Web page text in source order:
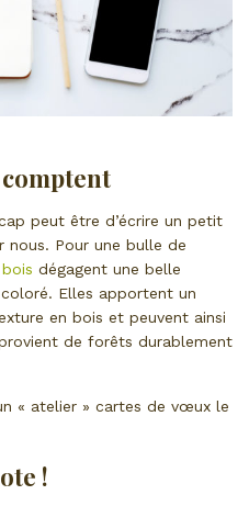
peut être d’écrire un petit
Pour une bulle de
dégagent une belle
Elles apportent un
en bois et peuvent ainsi
de forêts durablement
« atelier » cartes de vœux le
!